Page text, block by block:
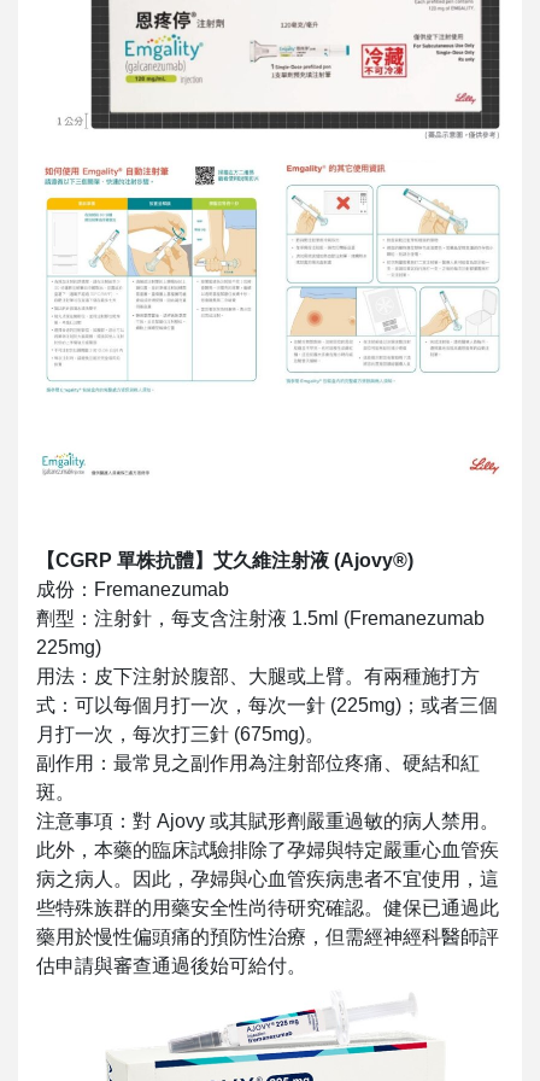
【CGRP 單株抗體】艾久維注射液 (Ajovy®)
成份：Fremanezumab
劑型：注射針，每支含注射液 1.5ml (Fremanezumab
225mg)
用法：皮下注射於腹部、大腿或上臂。有兩種施打方
式：可以每個月打一次，每次一針 (225mg)；或者三個
月打一次，每次打三針 (675mg)。
副作用：最常見之副作用為注射部位疼痛、硬結和紅
斑。
注意事項：對 Ajovy 或其賦形劑嚴重過敏的病人禁用。
此外，本藥的臨床試驗排除了孕婦與特定嚴重心血管疾
病之病人。因此，孕婦與心血管疾病患者不宜使用，這
些特殊族群的用藥安全性尚待研究確認。健保已通過此
藥用於慢性偏頭痛的預防性治療，但需經神經科醫師評
估申請與審查通過後始可給付。